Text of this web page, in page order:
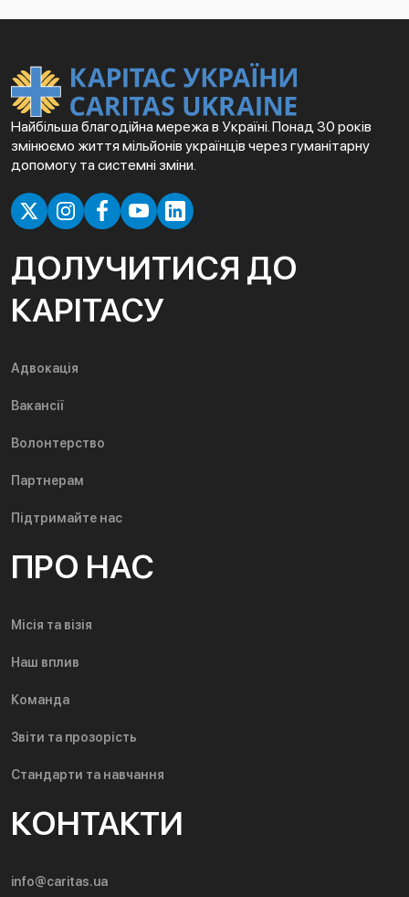
Найбільша благодійна мережа в Україні. Понад 30 років
змінюємо життя мільйонів українців через гуманітарну
допомогу та системні зміни.
ДОЛУЧИТИСЯ ДО
КАРІТАСУ
Адвокація
Вакансії
Волонтерство
Партнерам
Підтримайте нас
ПРО НАС
Місія та візія
Наш вплив
Команда
Звіти та прозорість
Стандарти та навчання
КОНТАКТИ
info@caritas.ua